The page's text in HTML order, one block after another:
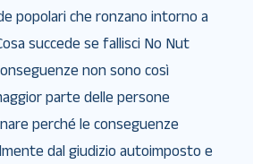
popolari che ronzano intorno a
succede se fallisci No Nut
non sono così
parte delle persone
perché le conseguenze
dal giudizio autoimposto e